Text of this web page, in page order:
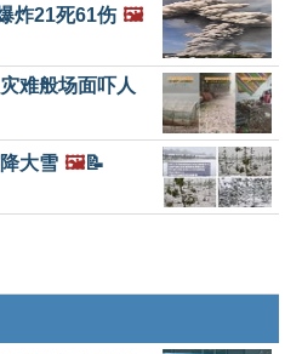
炸21死61伤 🖼️
难般场面吓人
大雪 🖼️📝